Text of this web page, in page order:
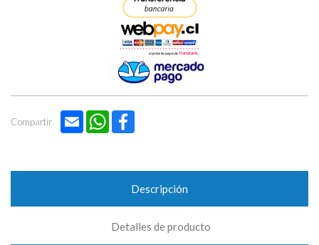
Compartir Email WhatsApp
Descripción
Detalles de producto